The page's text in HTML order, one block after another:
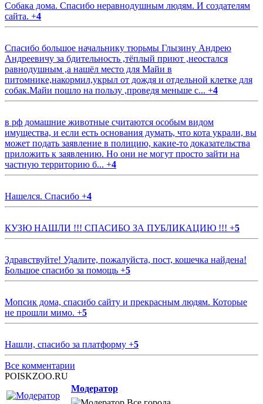
Собака дома. Спасибо неравнодушным людям. И создателям
сайта. +4
Спасибо большое начальнику тюрьмы Глызину Андрею
Андреевичу за бдительность ,тёплый приют ,неостался
равнодушным ,а нашёл место для Майи в
питомнике,накормил,укрыл от дождя и отдельной клетке для
собак.Майи пошло на пользу ,проведя меньше с... +4
в рф домашние животные считаются особым видом
имущества, и если есть основания думать, что кота украли, вы
может подать заявление в полицию, какие-то доказательства
приложить к заявлению. Но они не могут просто зайти на
частную территорию б... +4
Нашелся. Спасибо +4
КУЗЮ НАШЛИ !!! СПАСИБО ЗА ПУБЛИКАЦИЮ !!! +5
Здравствуйте! Удалите, пожалуйста, пост, кошечка найдена!
Большое спасибо за помощь +5
Мопсик дома, спасибо сайту и прекрасным людям. Которые
не прошли мимо. +5
Нашли, спасибо за платформу +5
Все комментарии
POISKZOO.RU
Модератор